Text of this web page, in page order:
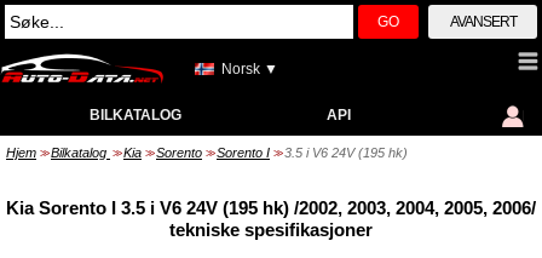
GO AVANSERT
Norsk ▼
BILKATALOG API
Hjem >> Bilkatalog >> Kia >> Sorento >> Sorento I >> 3.5 i V6 24V (195 hk)
Kia Sorento I 3.5 i V6 24V (195 hk) /2002, 2003, 2004, 2005, 2006/
tekniske spesifikasjoner